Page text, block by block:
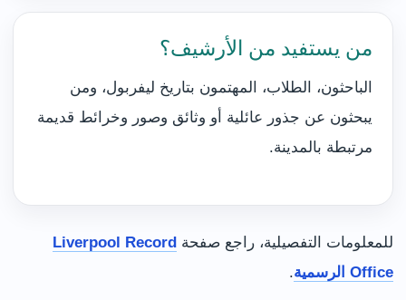
من يستفيد من الأرشيف؟
الباحثون، الطلاب، المهتمون بتاريخ ليفربول، ومن
يبحثون عن جذور عائلية أو وثائق وصور وخرائط قديمة
مرتبطة بالمدينة.
للمعلومات التفصيلية، راجع صفحة Liverpool Record
Office الرسمية
.